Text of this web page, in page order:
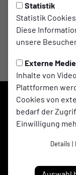
Statistik
Statistik
Diese
unsere
Externe
Inhalte von
Plattformen
Cookies von
bedarf der
Einwilligung
Details |